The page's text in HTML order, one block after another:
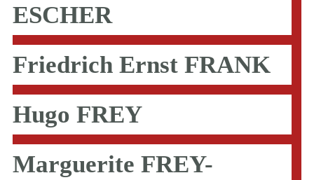
ESCHER
Friedrich Ernst FRANK
Hugo FREY
Marguerite FREY-